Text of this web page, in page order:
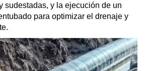
sudestadas, y la ejecución de un
para optimizar el drenaje y